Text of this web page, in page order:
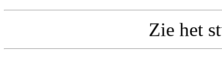
Zie het